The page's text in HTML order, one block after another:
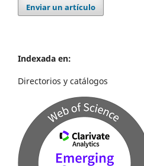
Enviar un artículo
Indexada en:
Directorios y catálogos